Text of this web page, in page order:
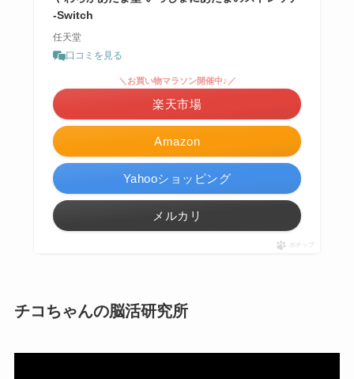
-Switch
任天堂
口コミを見る
Amazon
＼お買い物マラソン開催中♪／
楽天市場
Yahooショッピング
メルカリ
ポチップ
チコちゃんの脳活研究所